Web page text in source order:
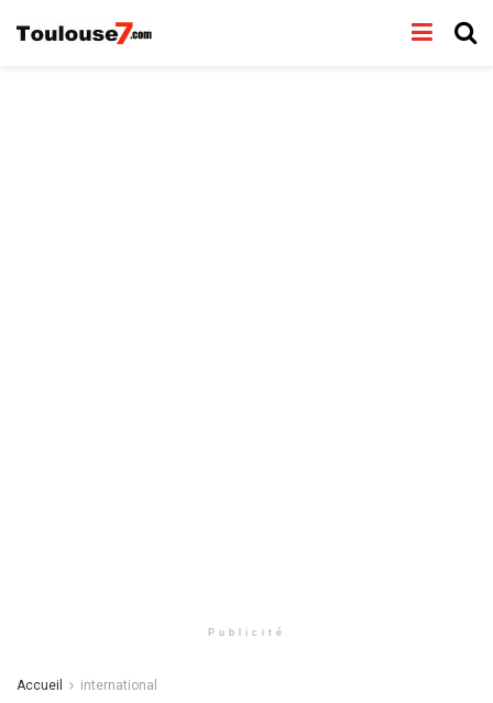
Publicité
Accueil international